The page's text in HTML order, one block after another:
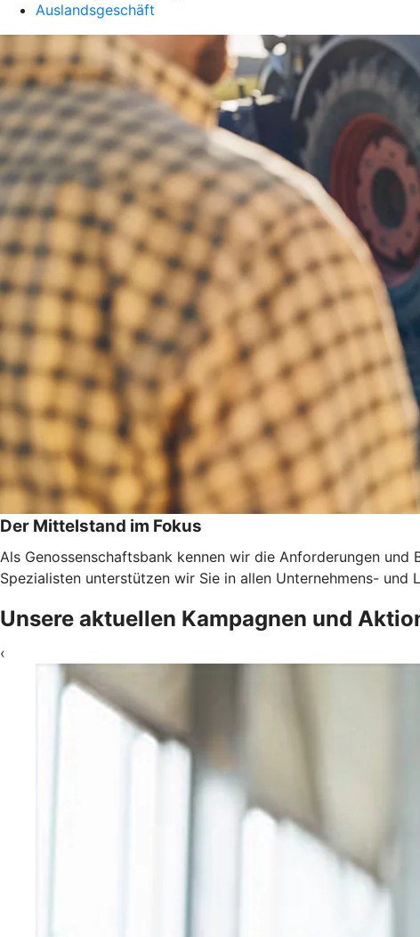
Auslandsgeschäft
Der Mittelstand im Fokus
Als Genossenschaftsbank kennen wir die Anforderungen
Spezialisten unterstützen wir Sie in allen Unternehmens- und
Unsere aktuellen Kampagnen und
‹